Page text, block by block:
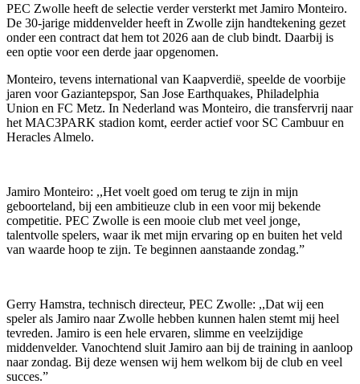
PEC Zwolle heeft de selectie verder versterkt met Jamiro Monteiro.
De 30-jarige middenvelder heeft in Zwolle zijn handtekening gezet
onder een contract dat hem tot 2026 aan de club bindt. Daarbij is
een optie voor een derde jaar opgenomen.
Monteiro, tevens international van Kaapverdië, speelde de voorbije
jaren voor Gaziantepspor, San Jose Earthquakes, Philadelphia
Union en FC Metz. In Nederland was Monteiro, die transfervrij naar
het MAC3PARK stadion komt, eerder actief voor SC Cambuur en
Heracles Almelo.
Jamiro Monteiro: ,,Het voelt goed om terug te zijn in mijn
geboorteland, bij een ambitieuze club in een voor mij bekende
competitie. PEC Zwolle is een mooie club met veel jonge,
talentvolle spelers, waar ik met mijn ervaring op en buiten het veld
van waarde hoop te zijn. Te beginnen aanstaande zondag.”
Gerry Hamstra, technisch directeur, PEC Zwolle: ,,Dat wij een
speler als Jamiro naar Zwolle hebben kunnen halen stemt mij heel
tevreden. Jamiro is een hele ervaren, slimme en veelzijdige
middenvelder. Vanochtend sluit Jamiro aan bij de training in aanloop
naar zondag. Bij deze wensen wij hem welkom bij de club en veel
succes.”